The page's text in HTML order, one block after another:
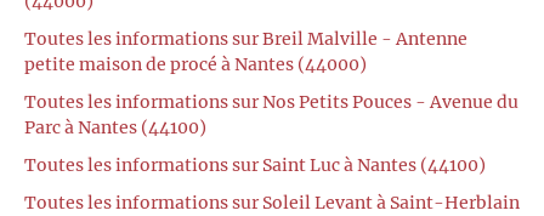
Toutes les informations sur Breil Malville - Antenne
petite maison de procé à Nantes (44000)
Toutes les informations sur Nos Petits Pouces - Avenue du
Parc à Nantes (44100)
Toutes les informations sur Saint Luc à Nantes (44100)
Toutes les informations sur Soleil Levant à Saint-Herblain